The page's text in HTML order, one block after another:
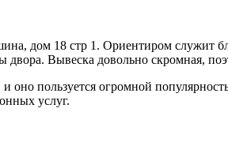
дом 18 стр 1. Ориентиром
Вывеска довольно скромная,
пользуется огромной
услуг.